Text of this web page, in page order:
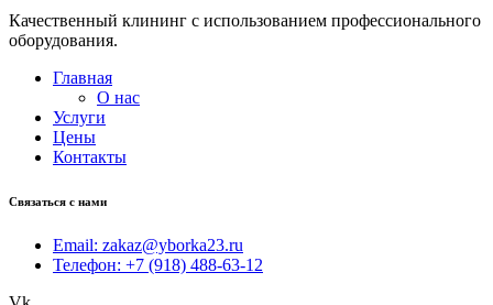
Качественный клининг с использованием профессионального
оборудования.
Главная
О нас
Услуги
Цены
Контакты
Связаться с нами
Email: zakaz@yborka23.ru
Телефон: +7 (918) 488-63-12